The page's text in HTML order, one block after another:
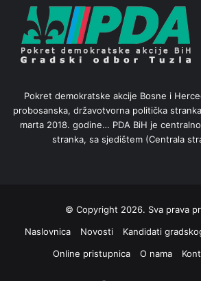
Pokret demokratske akcije Bosne i
probosanska, državotvorna politička
marta 2018. godine… PDA BiH je
stranka, sa sjedištem (Centrala
© Copyright 2026. Sva prava
Naslovnica
Novosti
Kandidati
Online pristupnica
O nama